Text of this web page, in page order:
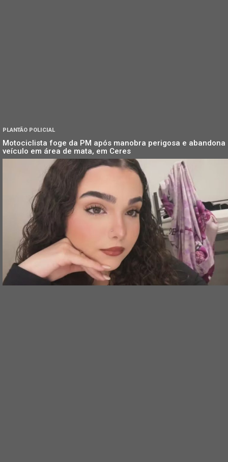
PLANTÃO POLICIAL
Motociclista foge da PM após manobra perigosa e abandona
veículo em área de mata, em Ceres